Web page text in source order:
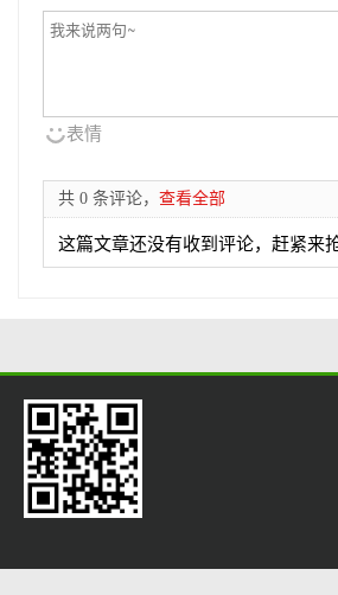
表情
共 0 条评论， 查看全部
这篇文章还没有收到评论，赶紧来